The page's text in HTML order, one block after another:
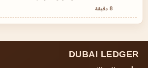
8 دقيقة
DUBAI LEDGER